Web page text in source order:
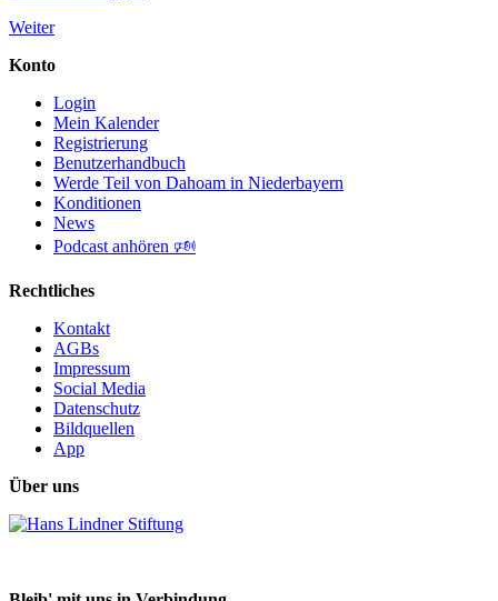
Weiter
Konto
Login
Mein Kalender
Registrierung
Benutzerhandbuch
Werde Teil von Dahoam in Niederbayern
Konditionen
News
Podcast anhören 🕬
Rechtliches
Kontakt
AGBs
Impressum
Social Media
Datenschutz
Bildquellen
App
Über uns